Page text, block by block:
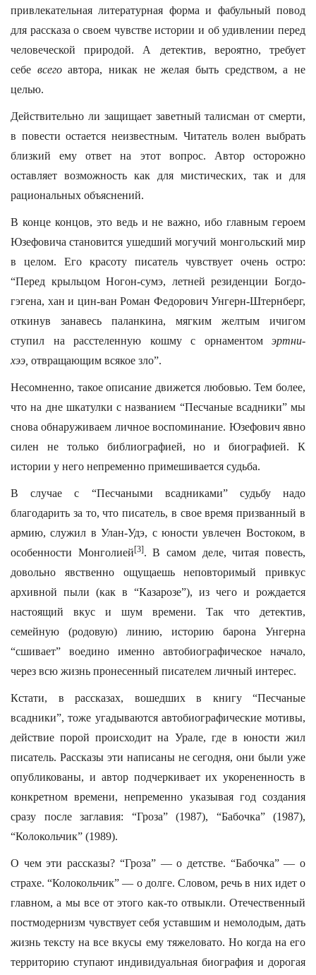
привлекательная литературная форма и фабульный повод
для рассказа о своем чувстве истории и об удивлении перед
человеческой природой. А детектив, вероятно, требует
себе всегоавтора, никак не желая быть средством, а не
целью.
Действительно ли защищает заветный талисман от смерти,
в повести остается неизвестным. Читатель волен выбрать
близкий ему ответ на этот вопрос. Автор осторожно
оставляет возможность как для мистических, так и для
рациональных объяснений.
В конце концов, это ведь и не важно, ибо главным героем
Юзефовича становится ушедший могучий монгольский мир
в целом. Его красоту писатель чувствует очень остро:
“Перед крыльцом Ногон-сумэ, летней резиденции Богдо-
гэгена, хан и цин-ван Роман Федорович Унгерн-Штернберг,
откинув занавесь паланкина, мягким желтым ичигом
ступил на расстеленную кошму с орнаментом эртни-
хээ, отвращающим всякое зло”.
Несомненно, такое описание движется любовью. Тем более,
что на дне шкатулки с названием “Песчаные всадники” мы
снова обнаруживаем личное воспоминание. Юзефович явно
силен не только библиографией, но и биографией. К
истории у него непременно примешивается судьба.
В случае с “Песчаными всадниками” судьбу надо
благодарить за то, что писатель, в свое время призванный в
армию, служил в Улан-Удэ, с юности увлечен Востоком, в
особенности Монголией[3]. В самом деле, читая повесть,
довольно явственно ощущаешь неповторимый привкус
архивной пыли (как в “Казарозе”), из чего и рождается
настоящий вкус и шум времени. Так что детектив,
семейную (родовую) линию, историю барона Унгерна
“сшивает” воедино именно автобиографическое начало,
через всю жизнь пронесенный писателем личный интерес.
Кстати, в рассказах, вошедших в книгу “Песчаные
всадники”, тоже угадываются автобиографические мотивы,
действие порой происходит на Урале, где в юности жил
писатель. Рассказы эти написаны не сегодня, они были уже
опубликованы, и автор подчеркивает их укорененность в
конкретном времени, непременно указывая год создания
сразу после заглавия: “Гроза” (1987), “Бабочка” (1987),
“Колокольчик” (1989).
О чем эти рассказы? “Гроза” — о детстве. “Бабочка” — о
страхе. “Колокольчик” — о долге. Словом, речь в них идет о
главном, а мы все от этого как-то отвыкли. Отечественный
постмодернизм чувствует себя уставшим и немолодым, дать
жизнь тексту на все вкусы ему тяжеловато. Но когда на его
территорию ступают индивидуальная биография и дорогая